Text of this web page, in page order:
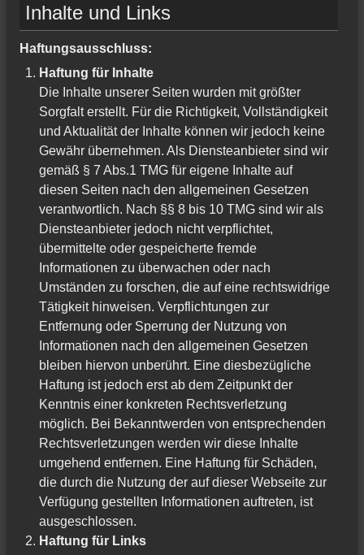
Inhalte und Links
Haftungsausschluss:
Haftung für Inhalte
Die Inhalte unserer Seiten wurden mit größter
Sorgfalt erstellt. Für die Richtigkeit, Vollständigkeit
und Aktualität der Inhalte können wir jedoch keine
Gewähr übernehmen. Als Diensteanbieter sind wir
gemäß § 7 Abs.1 TMG für eigene Inhalte auf
diesen Seiten nach den allgemeinen Gesetzen
verantwortlich. Nach §§ 8 bis 10 TMG sind wir als
Diensteanbieter jedoch nicht verpflichtet,
übermittelte oder gespeicherte fremde
Informationen zu überwachen oder nach
Umständen zu forschen, die auf eine rechtswidrige
Tätigkeit hinweisen. Verpflichtungen zur
Entfernung oder Sperrung der Nutzung von
Informationen nach den allgemeinen Gesetzen
bleiben hiervon unberührt. Eine diesbezügliche
Haftung ist jedoch erst ab dem Zeitpunkt der
Kenntnis einer konkreten Rechtsverletzung
möglich. Bei Bekanntwerden von entsprechenden
Rechtsverletzungen werden wir diese Inhalte
umgehend entfernen. Eine Haftung für Schäden,
die durch die Nutzung der auf dieser Webseite zur
Verfügung gestellten Informationen auftreten, ist
ausgeschlossen.
Haftung für Links